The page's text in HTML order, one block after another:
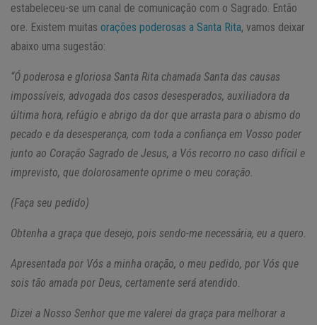
estabeleceu-se um canal de comunicação com o Sagrado. Então
ore. Existem muitas orações poderosas a Santa Rita, vamos deixar
abaixo uma sugestão:
“Ó poderosa e gloriosa Santa Rita chamada Santa das causas
impossíveis, advogada dos casos desesperados, auxiliadora da
última hora, refúgio e abrigo da dor que arrasta para o abismo do
pecado e da desesperança, com toda a confiança em Vosso poder
junto ao Coração Sagrado de Jesus, a Vós recorro no caso difícil e
imprevisto, que dolorosamente oprime o meu coração.
(Faça seu pedido)
Obtenha a graça que desejo, pois sendo-me necessária, eu a quero.
Apresentada por Vós a minha oração, o meu pedido, por Vós que
sois tão amada por Deus, certamente será atendido.
Dizei a Nosso Senhor que me valerei da graça para melhorar a